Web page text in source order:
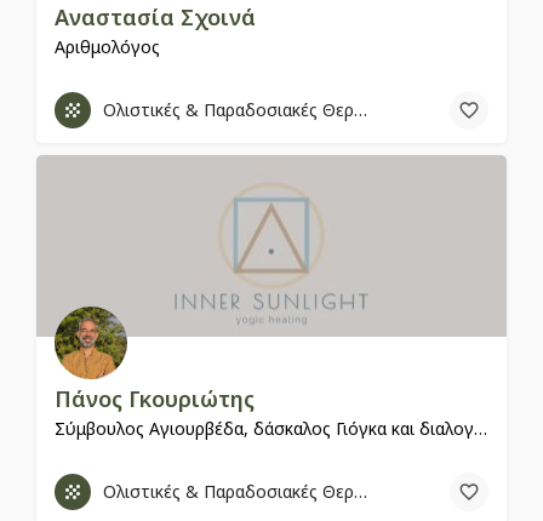
Αναστασία Σχοινά
Αριθμολόγος
Ολιστικές & Παραδοσιακές Θεραπείες
Πάνος Γκουριώτης
Σύμβουλος Αγιουρβέδα, δάσκαλος Γιόγκα και διαλογισμού.
Ολιστικές & Παραδοσιακές Θεραπείες